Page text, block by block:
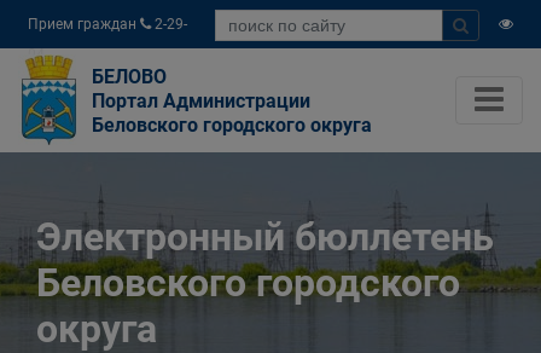
Прием граждан
2-29-
04
БЕЛОВО
Портал Администрации
Беловского городского округа
Электронный бюллетень
Беловского городского
округа